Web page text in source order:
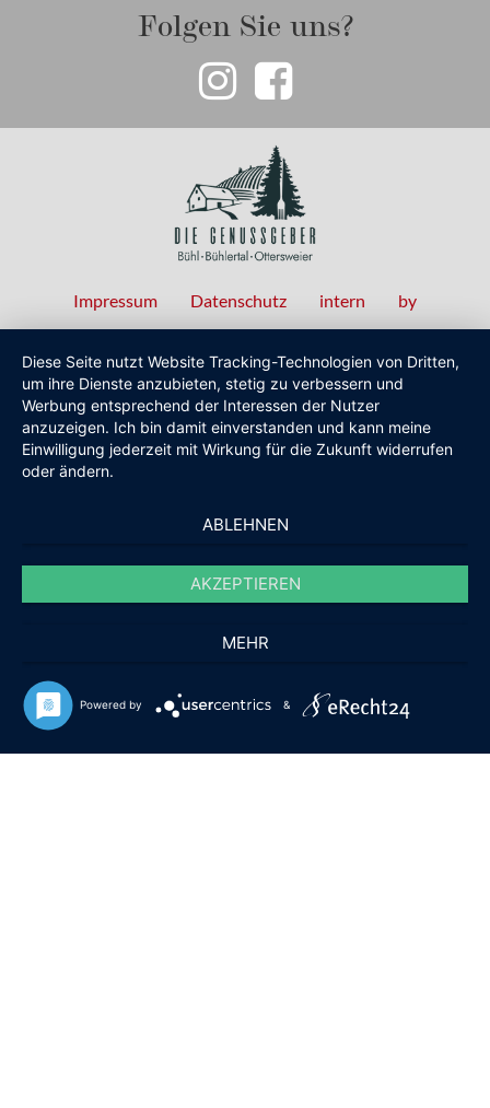
Folgen Sie uns?
Fußzeilenmenü
Impressum Datenschutz intern by
Diese Seite nutzt Website Tracking-Technologien von Dritten,
um ihre Dienste anzubieten, stetig zu verbessern und
Werbung entsprechend der Interessen der Nutzer
anzuzeigen. Ich bin damit einverstanden und kann meine
Einwilligung jederzeit mit Wirkung für die Zukunft widerrufen
oder ändern.
ABLEHNEN
AKZEPTIEREN
MEHR
Powered by &